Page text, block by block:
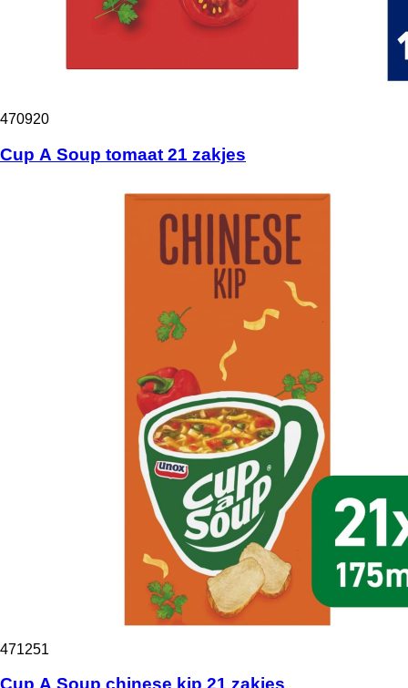
470920
Cup A Soup tomaat 21 zakjes
471251